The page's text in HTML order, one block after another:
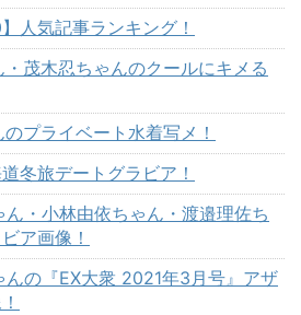
人気記事ランキング！
茂木忍ちゃんのクールにキメる
プライベート水着写メ！
冬旅デートグラビア！
・小林由依ちゃん・渡邉理佐ち
ア画像！
の『EX大衆 2021年3月号』アザ